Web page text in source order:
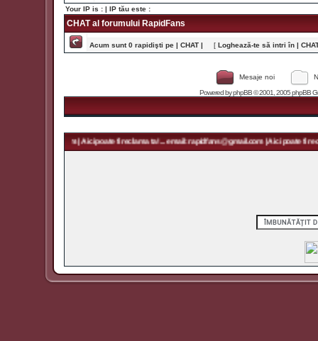
Your IP is : | IP tău este :
CHAT al forumului RapidFans
Acum sunt 0 rapidişti pe | CHAT | [ Loghează-te să intri în |
Mesaje noi
Powered byphpBB© 2001, 2005 phpBB
| Aici poate fi reclama ta! ... email: rapidfans@gmail.com | Aici poate fi